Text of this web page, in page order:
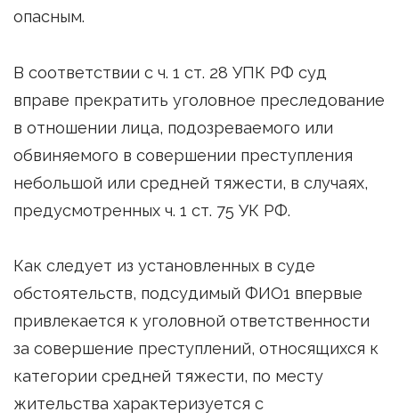
опасным.
В соответствии с ч. 1 ст. 28 УПК РФ суд
вправе прекратить уголовное преследование
в отношении лица, подозреваемого или
обвиняемого в совершении преступления
небольшой или средней тяжести, в случаях,
предусмотренных ч. 1 ст. 75 УК РФ.
Как следует из установленных в суде
обстоятельств, подсудимый ФИО1 впервые
привлекается к уголовной ответственности
за совершение преступлений, относящихся к
категории средней тяжести, по месту
жительства характеризуется с